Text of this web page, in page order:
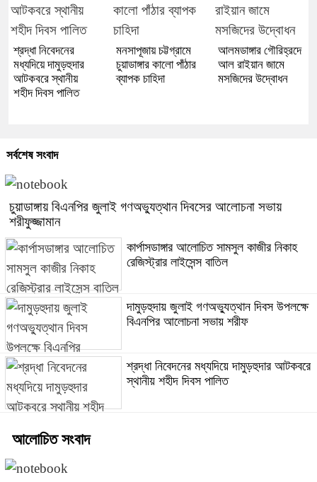
শ্রদ্ধা নিবেদনের
মধ্যদিয়ে দামুড়হুদার
আটকবরে স্থানীয়
শহীদ দিবস পালিত
মনসাপূজায় চট্টগ্রামে
চুয়াডাঙ্গার কালো পাঁঠার
ব্যাপক চাহিদা
আলমডাঙ্গার গৌরিহ্রদে
আল রাইয়ান জামে
মসজিদের উদ্বোধন
সর্বশেষ সংবাদ
চুয়াডাঙ্গায় বিএনপির জুলাই গণঅভ্যুত্থান দিবসের আলোচনা সভায়
শরীফুজ্জামান
কার্পাসডাঙ্গার আলোচিত সামসুল কাজীর নিকাহ
রেজিস্ট্রার লাইসেন্স বাতিল
দামুড়হুদায় জুলাই গণঅভ্যুত্থান দিবস উপলক্ষে
বিএনপির আলোচনা সভায় শরীফ
শ্রদ্ধা নিবেদনের মধ্যদিয়ে দামুড়হুদার আটকবরে
স্থানীয় শহীদ দিবস পালিত
আলোচিত সংবাদ